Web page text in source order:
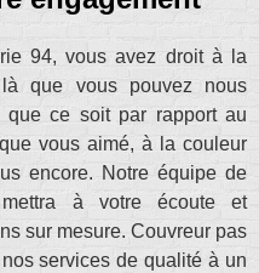
94, vous avez droit à la
que vous pouvez nous
que ce soit par rapport au
vous aimé, à la couleur
encore. Notre équipe de
mettra à votre écoute et
sur mesure. Couvreur pas
services de qualité à un